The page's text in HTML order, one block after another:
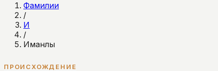
Фамилии
/
И
/
Иманлы
ПРОИСХОЖДЕНИЕ